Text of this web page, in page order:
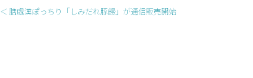
＜ 膳處漢ぽっちり「しみだれ豚饅」が通信販売開始